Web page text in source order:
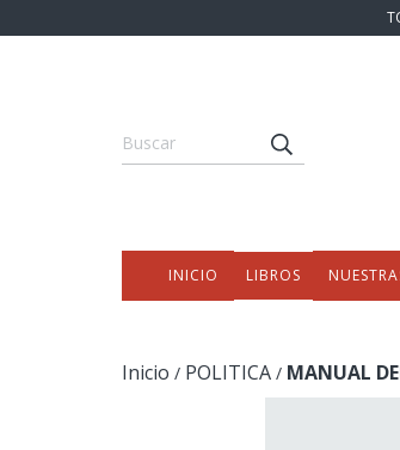
INICIO LIBROS
Inicio / POLITICA / MANUAL